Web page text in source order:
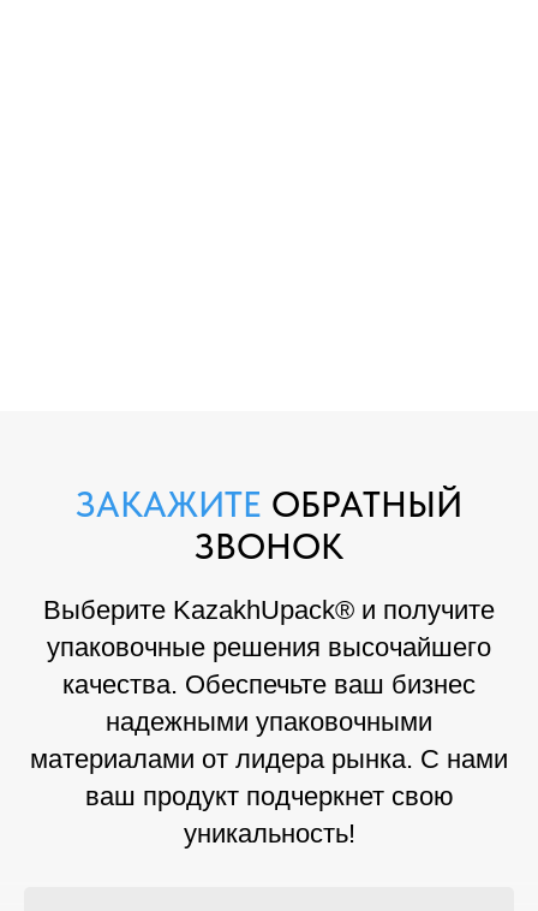
ЗАКАЖИТЕ ОБРАТНЫЙ
ЗВОНОК
Выберите KazakhUpack® и получите
упаковочные решения высочайшего
качества. Обеспечьте ваш бизнес
надежными упаковочными
материалами от лидера рынка. С нами
ваш продукт подчеркнет свою
уникальность!